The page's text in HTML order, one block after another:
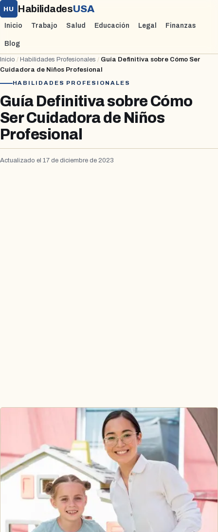
HU HabilidadesUSA
Inicio Trabajo Salud Educación Legal Finanzas
Blog
Inicio / Habilidades Profesionales / Guía Definitiva sobre Cómo Ser
Cuidadora de Niños Profesional
HABILIDADES PROFESIONALES
Guía Definitiva sobre Cómo
Ser Cuidadora de Niños
Profesional
Actualizado el 17 de diciembre de 2023